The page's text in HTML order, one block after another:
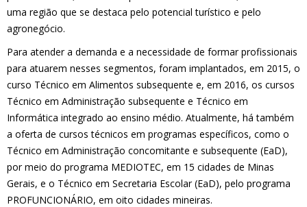
uma região que se destaca pelo potencial turístico e pelo
agronegócio.
Para atender a demanda e a necessidade de formar profissionais
para atuarem nesses segmentos, foram implantados, em 2015, o
curso Técnico em Alimentos subsequente e, em 2016, os cursos
Técnico em Administração subsequente e Técnico em
Informática integrado ao ensino médio. Atualmente, há também
a oferta de cursos técnicos em programas específicos, como o
Técnico em Administração concomitante e subsequente (EaD),
por meio do programa MEDIOTEC, em 15 cidades de Minas
Gerais, e o Técnico em Secretaria Escolar (EaD), pelo programa
PROFUNCIONÁRIO, em oito cidades mineiras.